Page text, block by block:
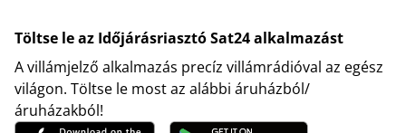
Töltse le az Időjárásriasztó Sat24 alkalmazást
A villámjelző alkalmazás precíz villámrádióval az egész
világon. Töltse le most az alábbi áruházból/
áruházakból!